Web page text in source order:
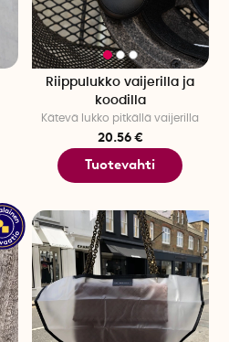
Riippulukko vaijerilla ja
koodilla
Kätevä lukko pitkällä vaijerilla
20.56 €
Tuotevahti